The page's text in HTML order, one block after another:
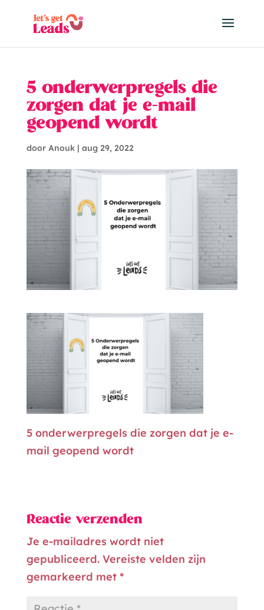
5 onderwerpregels die
zorgen dat je e-mail
geopend wordt
door Anouk| aug 29, 2022
5 onderwerpregels die zorgen dat je e-
mail geopend wordt
Reactie verzenden
Je e-mailadres wordt niet
gepubliceerd. Vereiste velden zijn
gemarkeerd met *